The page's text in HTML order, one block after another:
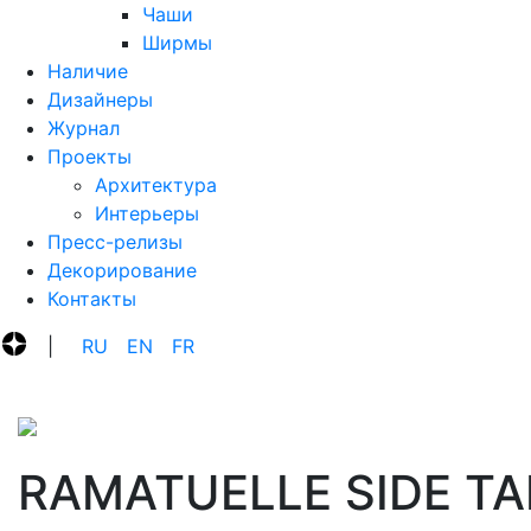
Чаши
Ширмы
Наличие
Дизайнеры
Журнал
Проекты
Архитектура
Интерьеры
Пресс-релизы
Декорирование
Контакты
R‍U E‍N F‍R
RAMATUELLE SIDE